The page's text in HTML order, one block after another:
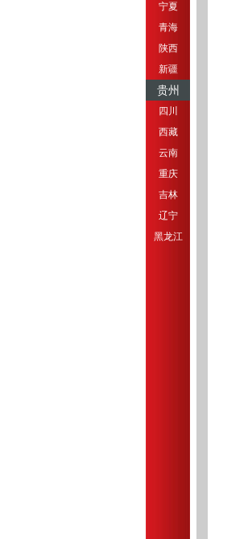
宁夏
青海
陕西
新疆
贵州
四川
西藏
云南
重庆
吉林
辽宁
黑龙江